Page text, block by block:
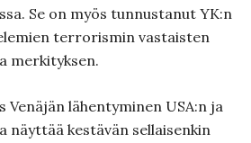
Se on myös tunnustanut YK:n
terrorismin vastaisten
merkityksen.
Venäjän lähentyminen USA:n ja
näyttää kestävän sellaisenkin